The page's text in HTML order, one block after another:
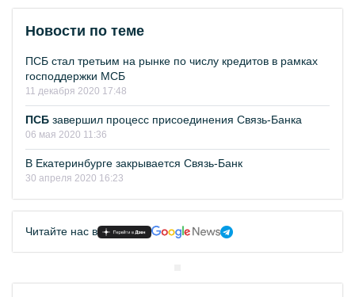
Новости по теме
ПСБ стал третьим на рынке по числу кредитов в рамках
господдержки МСБ
11 декабря 2020 17:48
ПСБ завершил процесс присоединения Связь-Банка
06 мая 2020 11:36
В Екатеринбурге закрывается Связь-Банк
30 апреля 2020 16:23
Читайте нас в